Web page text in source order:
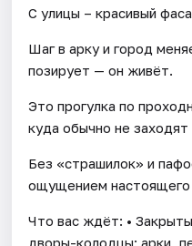
С улицы – красивый
Шаг в арку и город
позирует — он живёт.
Это прогулка по
куда обычно не
Без «страшилок» и
ощущением настоящего
Что вас ждёт: •
дворы-колодцы: арки,